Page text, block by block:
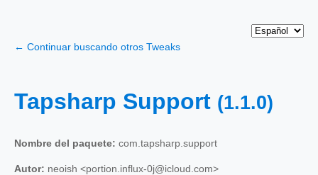
← Continuar buscando otros Tweaks
Tapsharp Support (1.1.0)
Nombre del paquete: com.tapsharp.support
Autor: neoish <portion.influx-0j@icloud.com>